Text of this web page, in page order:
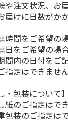
MLB ドジャース 大
谷翔平 2026 NL 3・
33,000円
(送料・税込)
や注文状況、お
届けに日数がか
間をご希望の
をご希望の場
間内の日付をご
指定はできません
・包装について】
のご指定はでき
装のご指定はで